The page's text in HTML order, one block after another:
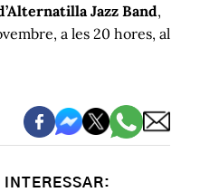
Jazz Band,
a les 20 hores, al